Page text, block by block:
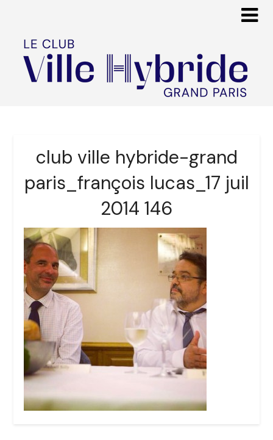
club ville hybride-grand
paris_françois lucas_17 juil
2014 146